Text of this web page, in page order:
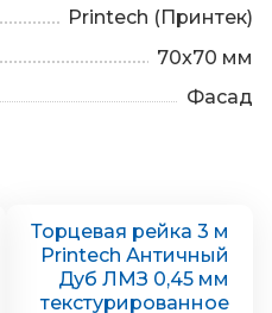
Printech (Принтек)
70x70 мм
Фасад
Торцевая рейка 3 м
Printech Античный
Дуб ЛМЗ 0,45 мм
текстурированное